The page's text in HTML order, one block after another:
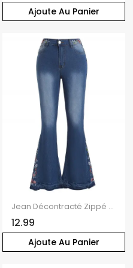
Ajoute Au Panier
Ajoute Au Panier
Jean Décontracté Zippé Fleur Brodée Au Lavage Foncé en Denim
12.99